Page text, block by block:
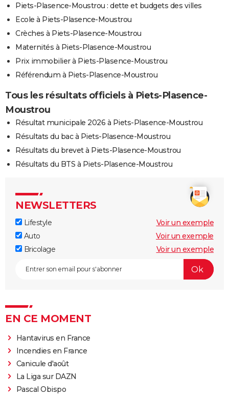
Piets-Plasence-Moustrou : dette et budgets des villes
Ecole à Piets-Plasence-Moustrou
Crèches à Piets-Plasence-Moustrou
Maternités à Piets-Plasence-Moustrou
Prix immobilier à Piets-Plasence-Moustrou
Référendum à Piets-Plasence-Moustrou
Tous les résultats officiels à Piets-Plasence-
Moustrou
Résultat municipale 2026 à Piets-Plasence-Moustrou
Résultats du bac à Piets-Plasence-Moustrou
Résultats du brevet à Piets-Plasence-Moustrou
Résultats du BTS à Piets-Plasence-Moustrou
NEWSLETTERS
Lifestyle
Voir un exemple
Auto
Voir un exemple
Bricolage
Voir un exemple
EN CE MOMENT
Hantavirus en France
Incendies en France
Canicule d'août
La Liga sur DAZN
Pascal Obispo